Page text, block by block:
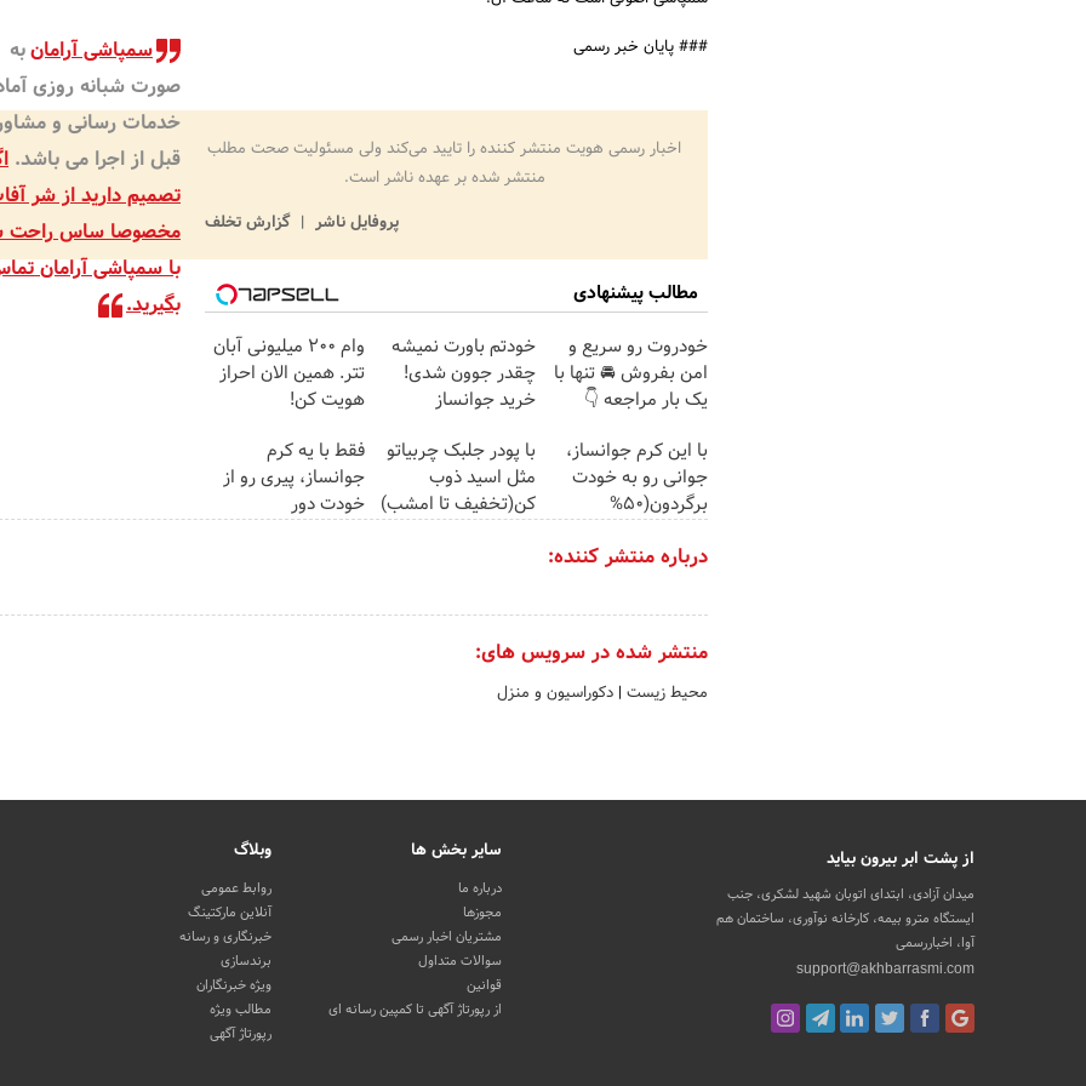
سمپاشی آرامانبه
صورت شبانه روزی
خدمات رسانی و
قبل از اجرا می باشد.
تصمیم دارید از شر
مخصوصا ساس راحت
با سمپاشی آرامان
بگیرید.
### پایان خبر رسمی
اخبار رسمی هویت منتشر کننده را تایید می‌کند ولی مسئولیت صحت مطلب
منتشر شده بر عهده ناشر است.
پروفایل ناشر
گزارش تخلف
مطالب پیشنهادی
خودروت رو سریع و
امن بفروش 🚘 تنها با
یک بار مراجعه 👇
خودتم باورت نمیشه
چقدر جوون شدی!
خرید جوانساز
ویژه
وام 200 میلیونی آبان
تتر. همین الان احراز
هویت کن!
با این کرم جوانساز،
جوانی رو به خودت
برگردون(50%
با پودر جلبک چربیاتو
مثل اسید ذوب
کن(تخفیف تا امشب)
فقط با یه کرم
جوانساز، پیری رو از
خودت دور
درباره منتشر کننده:
منتشر شده در سرویس های:
محیط زیست | دکوراسیون و منزل
از پشت ابر بیرون بیاید
میدان آزادی، ابتدای اتوبان شهید لشکری، جنب
ایستگاه مترو بیمه، کارخانه نوآوری، ساختمان هم
آوا، اخباررسمی
support@akhbarrasmi.com
سایر بخش ها
درباره ما
مجوزها
مشتریان اخبار رسمی
سوالات متداول
قوانین
از رپورتاژ آگهی تا کمپین رسانه ای
وبلاگ
روابط عمومی
آنلاین مارکتینگ
خبرنگاری و رسانه
برندسازی
ویژه خبرنگاران
مطالب ویژه
رپورتاژ آگهی